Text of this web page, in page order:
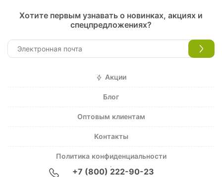
Хотите первым узнавать о новинках, акциях и
спецпредложениях?
Акции
Блог
Оптовым клиентам
Контакты
Политика конфиденциальности
+7 (800) 222-90-23